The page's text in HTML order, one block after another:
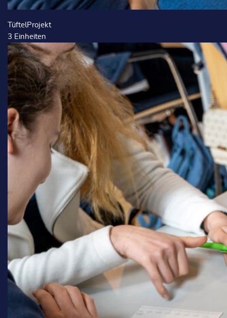
TüftelProjekt
3 Einheiten